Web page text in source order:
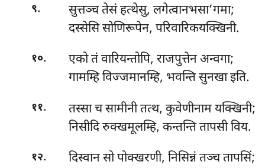
९.
सुत्तञ्च तेसं हत्थेसु, लगेत्वानभसा’गमा;
दस्सेसि सोणिरूपेन, परिवारिकयक्खिनी.
१०.
एको तं वारियन्तोपि, राजपुत्तेन अन्वगा;
गामम्हि विज्जमानम्हि, भवन्ति सुनखा इति.
११.
तस्सा च सामीनी तत्थ, कुवेणीनाम यक्खिनी;
निसीदि रुक्खमूलम्हि, कन्तन्ति तापसी विय.
१२. दिस्वानसो पोक्खरणी, निसिन्नं तञ्च तापसिं;